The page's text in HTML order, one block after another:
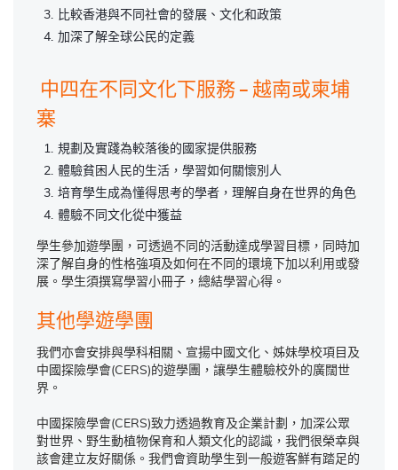
比較香港與不同社會的發展、文化和政策
加深了解全球公民的定義
中四在不同文化下服務 – 越南或柬埔
寨
規劃及實踐為較落後的國家提供服務
體驗貧困人民的生活，學習如何關懷別人
培育學生成為懂得思考的學者，理解自身在世界的角色
體驗不同文化從中獲益
學生參加遊學團，可透過不同的活動達成學習目標，同時加
深了解自身的性格強項及如何在不同的環境下加以利用或發
展。學生須撰寫學習小冊子，總結學習心得。
其他學遊學團
我們亦會安排與學科相關、宣揚中國文化、姊妹學校項目及
中國探險學會(CERS)的遊學團，讓學生體驗校外的廣闊世
界。
中國探險學會(CERS)致力透過教育及企業計劃，加深公眾
對世界、野生動植物保育和人類文化的認識，我們很榮幸與
該會建立友好關係。我們會資助學生到一般遊客鮮有踏足的